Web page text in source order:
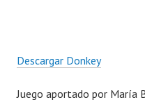
Descargar Donkey
Juego aportado por María